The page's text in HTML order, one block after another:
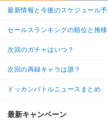
最新情報と今後のスケジュール予
セールスランキングの順位と推移
次回のガチャはいつ？
次回の再録キャラは誰？
ドッカンバトルニュースまとめ
最新キャンペーン